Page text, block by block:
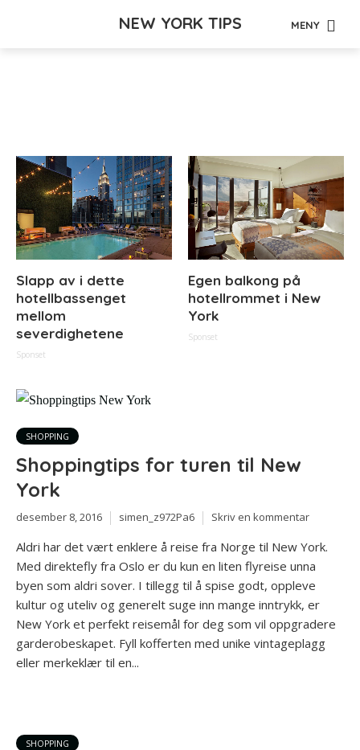
NEW YORK TIPS MENY
Slapp av i dette
hotellbassenget
mellom
severdighetene
Sponset
Egen balkong på
hotellrommet i New
York
Sponset
SHOPPING
Shoppingtips for turen til New
York
desember 8, 2016 simen_z972Pa6 Skriv en kommentar
Aldri har det vært enklere å reise fra Norge til New York.
Med direktefly fra Oslo er du kun en liten flyreise unna
byen som aldri sover. I tillegg til å spise godt, oppleve
kultur og uteliv og generelt suge inn mange inntrykk, er
New York et perfekt reisemål for deg som vil oppgradere
garderobeskapet. Fyll kofferten med unike vintageplagg
eller merkeklær til en...
SHOPPING